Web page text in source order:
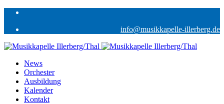
info@musikkapelle-illerberg.de
News
Orchester
Ausbildung
Kalender
Kontakt